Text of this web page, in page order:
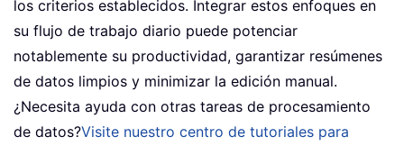
los criterios establecidos. Integrar estos enfoques en
su flujo de trabajo diario puede potenciar
notablemente su productividad, garantizar resúmenes
de datos limpios y minimizar la edición manual.
¿Necesita ayuda con otras tareas de procesamiento
de datos?Visite nuestro centro de tutoriales para